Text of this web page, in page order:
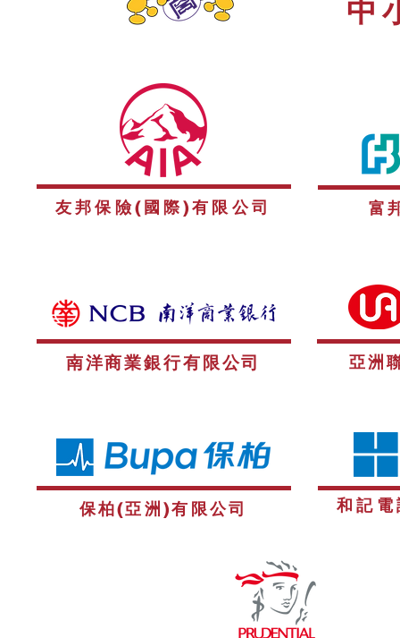
中
友邦保險(國際)有限公司 富
南洋商業銀行有限公司 亞洲
保柏(亞洲)有限公司 和記